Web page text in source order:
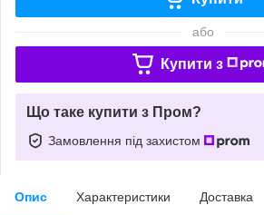
або
Купити з
Що таке купити з Пром?
Замовлення під захистом
Опис Характеристики Доставка